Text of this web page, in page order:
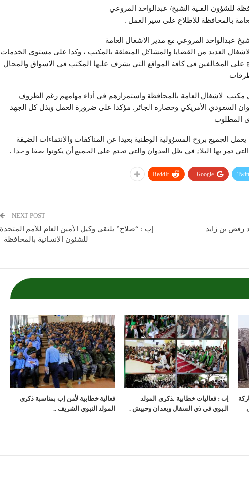
بالمحافظة للاطلاع على سير العمل .
عبدالواحد المروعي مع مدير الاشغال العامة
العديد من القضايا والمشاكل المتعلقة بالمكتب ، وكذا على مستوى الخدمات
على المخالفين في كافة المواقع التي يشرف عليها المكتب في الاسواق والمحال
الاشغال العامة بالمحافظة واستمرارهم في أداء مهامهم رغم الظروف
السعودي الأمريكي وحصاره الجائر. مؤكدا على ضرورة العمل وبذل كل الجهد
المطلوب
الجميع بروح المسؤولية الوطنية بعيدا عن المناكفات والانتماءات الضيقة
تمر بها البلاد في ظل العدوان والتي تحتم على الجميع أن يكونوا صفا واحدا .
Google+
ReddIt
رفض بن زايد
NEXT POST
إب : “صلاح” يلتقي وكيل الأمين العام للأمم المتحدة
للشئون الإنسانية بالمحافظة
إب : فعاليات خطابية بذكرى المولد
النبوي في ذي السفال وبعدان وحبيش .
فعالية خطابية لأمن إب بمناسبة ذكرى
المولد النبوي الشريف ..